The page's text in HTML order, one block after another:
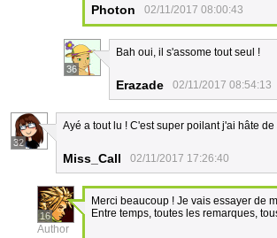
Photon 02/11/2017 08:00:43
36
Bah oui, il s'assome tout seul !
Erazade 02/11/2017 08:54:13
32
Ayé a tout lu ! C'est super poilant j'ai hâte
Miss_Call 02/11/2017 17:26:40
16
Author
Merci beaucoup ! Je vais essayer de
Entre temps, toutes les remarques,